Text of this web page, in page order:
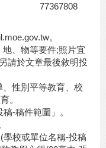
77367808
。
、物等要件;照片宜
請於文章最後敘明投
性別平等教育、校
。
-稿件範圍」。
學校或單位名稱-投稿